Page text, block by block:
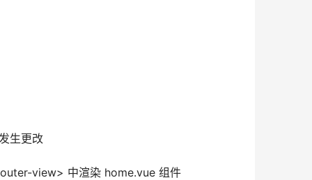
生更改
view> 中渲染 home.vue 组件